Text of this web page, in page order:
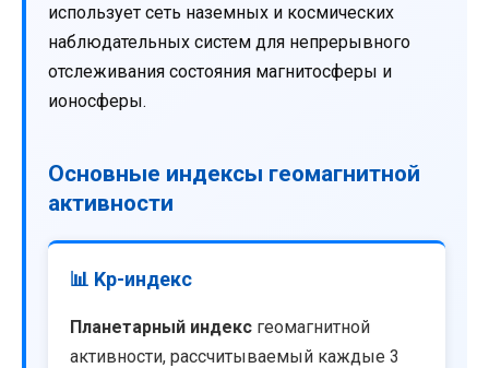
использует сеть наземных и космических
наблюдательных систем для непрерывного
отслеживания состояния магнитосферы и
ионосферы.
Основные индексы геомагнитной
активности
📊 Kp-индекс
Планетарный индекс геомагнитной
активности, рассчитываемый каждые 3